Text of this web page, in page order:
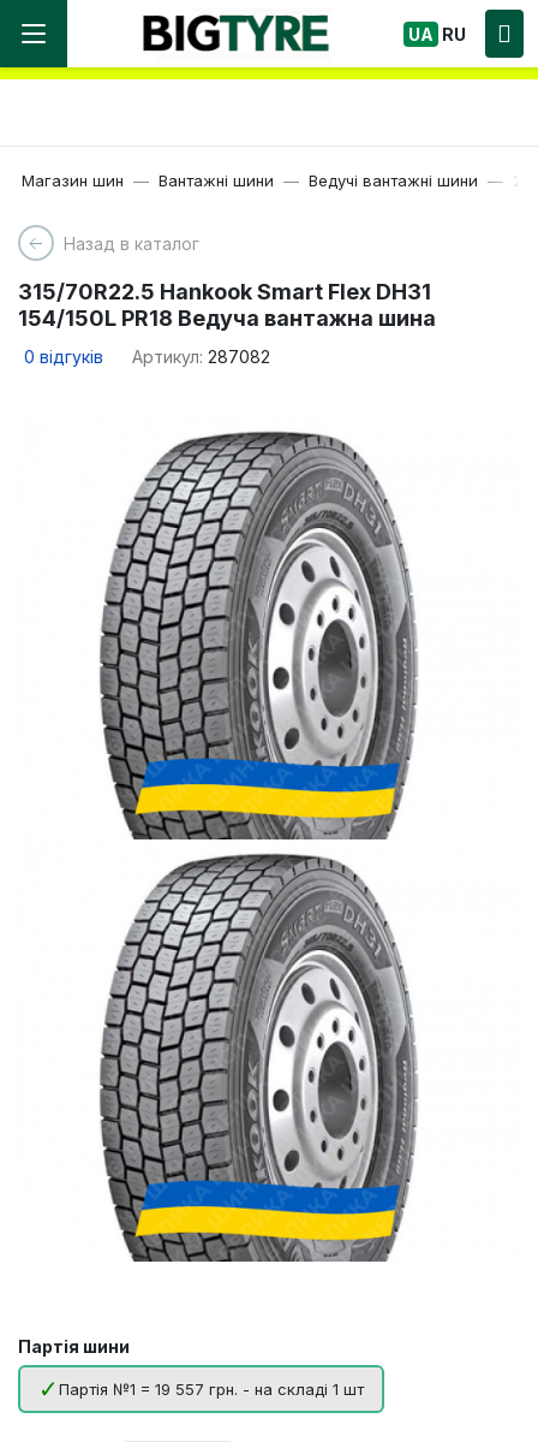
Ми працюємо! Великий вибір Шин, швидка
доставка по Україні!
UA RU
Магазин шин Вантажні шини Ведучі вантажні шини
Назад в каталог
315/70R22.5 Hankook Smart Flex DH31
154/150L PR18 Ведуча вантажна шина
0 відгуків Артикул: 287082
Партія шини
Партія №1 = 19 557 грн. - на складі 1 шт